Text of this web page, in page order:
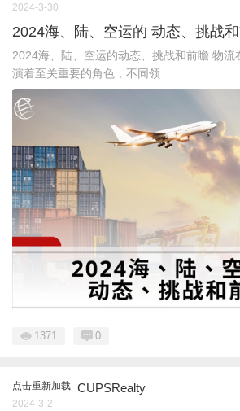
2024-3-30
2024海、陆、空运的 动态、挑战
2024海、陆、空运的动态、挑战和前瞻 物流
演着至关重要的角色，不同领 ...
1371 0
点击重新加载 CUPSRealty
2024-3-2